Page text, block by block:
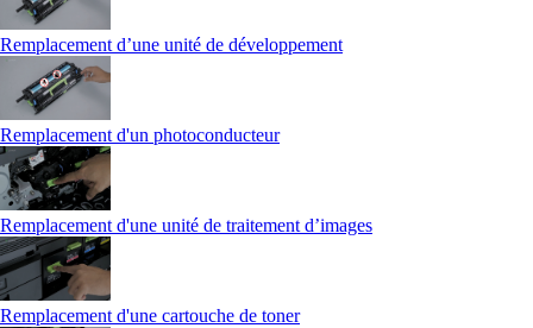
Remplacement d’une unité de développement
Remplacement d'un photoconducteur
Remplacement d'une unité de traitement d’images
Remplacement d'une cartouche de toner